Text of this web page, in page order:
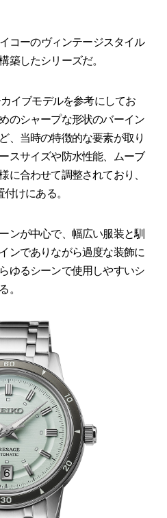
コーのヴィンテージスタイル
築したシリーズだ。
イブモデルを参考にしてお
のシャープな形状のバーイン
、当時の特徴的な要素が取り
スサイズや防水性能、ムーブ
に合わせて調整されており、
けにある。
ンが中心で、幅広い服装と馴
ンでありながら過度な装飾に
ゆるシーンで使用しやすいシ
。